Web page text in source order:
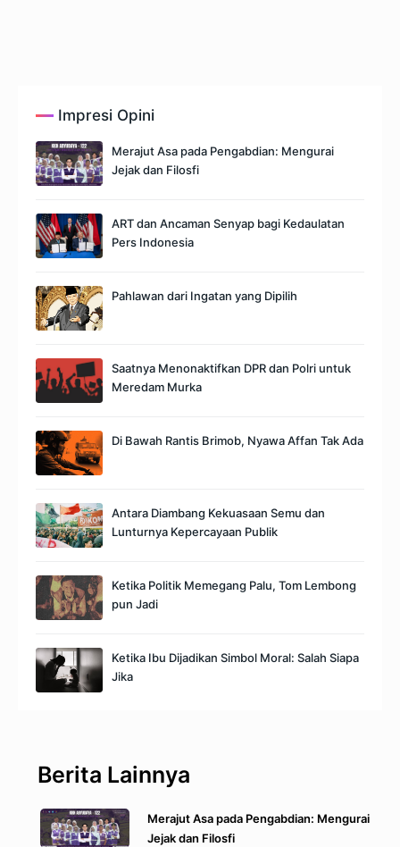
Impresi Opini
Merajut Asa pada Pengabdian: Mengurai
Jejak dan Filosfi
ART dan Ancaman Senyap bagi Kedaulatan
Pers Indonesia
Pahlawan dari Ingatan yang Dipilih
Saatnya Menonaktifkan DPR dan Polri untuk
Meredam Murka
Di Bawah Rantis Brimob, Nyawa Affan Tak Ada
Antara Diambang Kekuasaan Semu dan
Lunturnya Kepercayaan Publik
Ketika Politik Memegang Palu, Tom Lembong
pun Jadi
Ketika Ibu Dijadikan Simbol Moral: Salah Siapa
Jika
Berita Lainnya
Merajut Asa pada Pengabdian: Mengurai
Jejak dan Filosfi